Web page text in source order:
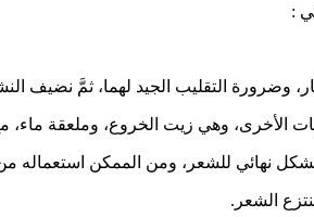
:
وضرورة التقليب الجيد لهما، ثمَّ نضيف
الأخرى، وهي زيت الخروع، وملعقة ماء،
نهائي للشعر، ومن الممكن استعماله
الشعر.